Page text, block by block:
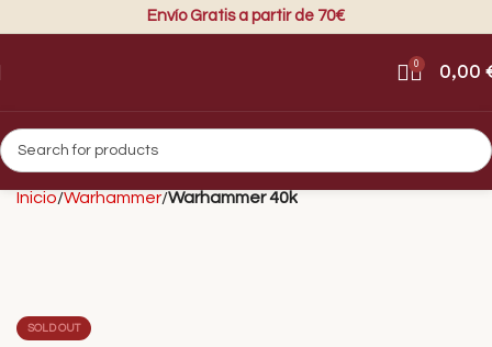
Envío Gratis a partir de 70€
0 0,00
Inicio Warhammer Warhammer 40k
SOLD OUT